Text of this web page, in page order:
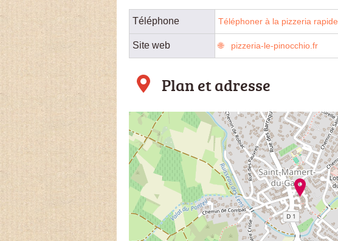
Téléphone Téléphoner à la pizzeria rapide
Site web pizzeria-le-pinocchio.fr
Plan et adresse